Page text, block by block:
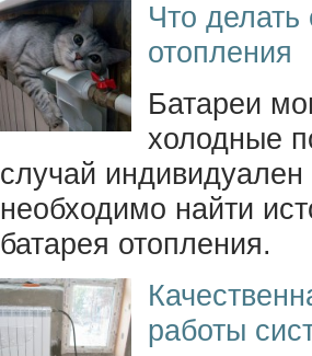
Что делать
отопления
Батареи
холодные
случай
необходимо найти
батарея отопления.
работы